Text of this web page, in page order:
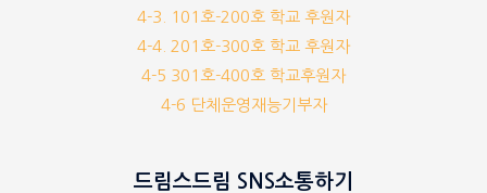
4-3. 101호-200호 학교 후원자
4-4. 201호-300호 학교 후원자
4-5 301호-400호 학교후원자
4-6 단체운영재능기부자
드림스드림 SNS소통하기